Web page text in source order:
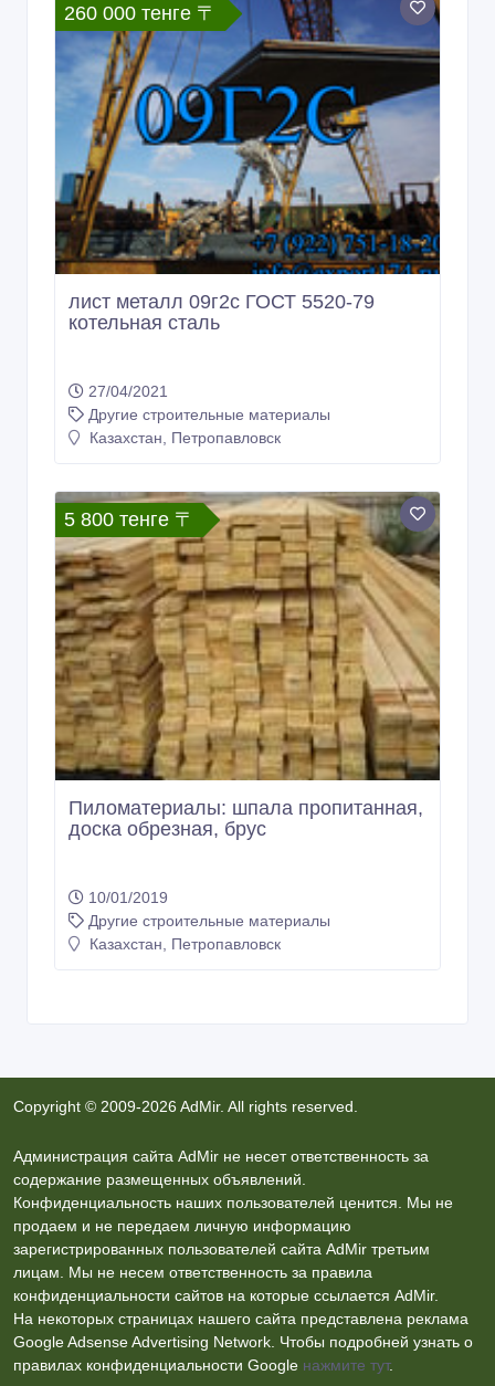
лист металл 09г2с ГОСТ 5520-79
котельная сталь
27/04/2021
Другие строительные материалы
Казахстан, Петропавловск
5 800 тенге 〒
Пиломатериалы: шпала пропитанная,
доска обрезная, брус
10/01/2019
Другие строительные материалы
Казахстан, Петропавловск
Copyright © 2009-2026 AdMir. All rights reserved.
Администрация сайта AdMir не несет ответственность за
содержание размещенных объявлений.
Конфиденциальность наших пользователей ценится. Мы не
продаем и не передаем личную информацию
зарегистрированных пользователей сайта AdMir третьим
лицам. Мы не несем ответственность за правила
конфиденциальности сайтов на которые ссылается AdMir.
На некоторых страницах нашего сайта представлена реклама
Google Adsense Advertising Network. Чтобы подробней узнать о
правилах конфиденциальности Google
нажмите тут